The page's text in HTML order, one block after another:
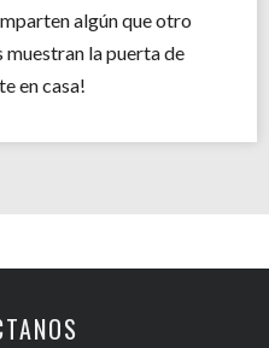
algún que otro
muestran la puerta de
en casa!